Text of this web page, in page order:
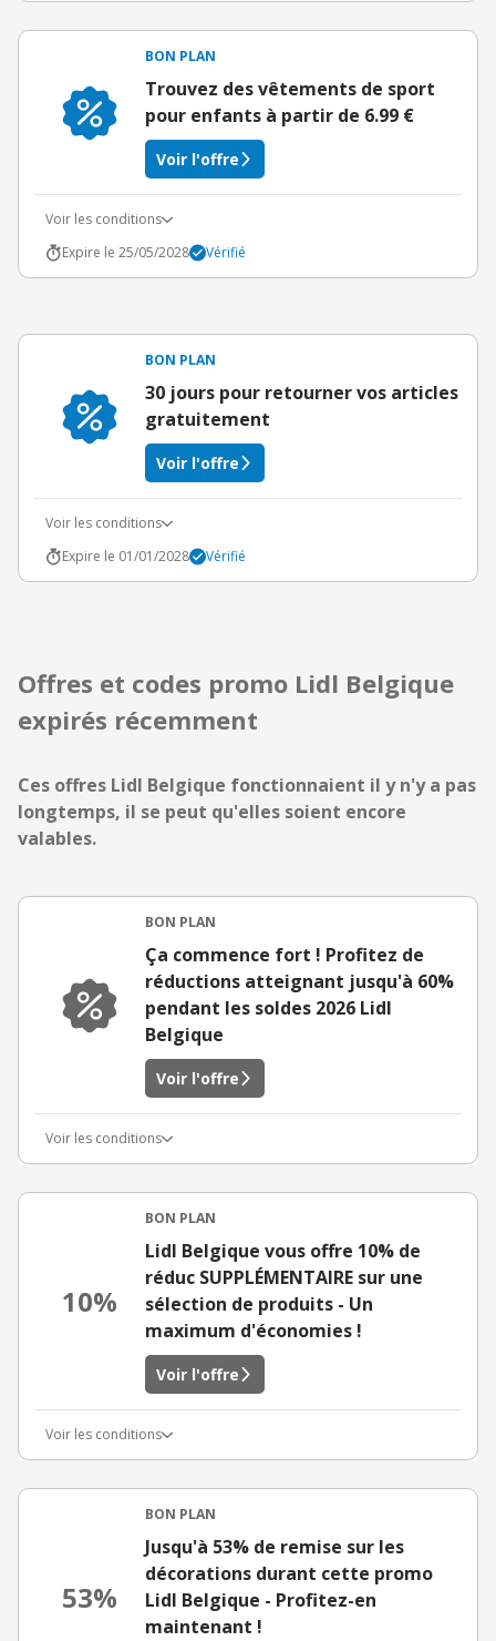
BON PLAN
Trouvez des vêtements de sport
pour enfants à partir de 6.99 €
Voir l'offre
Voir les conditions
Expire le 25/05/2028
Vérifié
BON PLAN
30 jours pour retourner vos articles
gratuitement
Voir l'offre
Voir les conditions
Expire le 01/01/2028
Vérifié
Offres et codes promo Lidl Belgique
expirés récemment
Ces offres Lidl Belgique fonctionnaient il y n'y a pas
longtemps, il se peut qu'elles soient encore
valables.
BON PLAN
Ça commence fort ! Profitez de
réductions atteignant jusqu'à 60%
pendant les soldes 2026 Lidl
Belgique
Voir l'offre
Voir les conditions
10%
BON PLAN
Lidl Belgique vous offre 10% de
réduc SUPPLÉMENTAIRE sur une
sélection de produits - Un
maximum d'économies !
Voir l'offre
Voir les conditions
53%
BON PLAN
Jusqu'à 53% de remise sur les
décorations durant cette promo
Lidl Belgique - Profitez-en
maintenant !